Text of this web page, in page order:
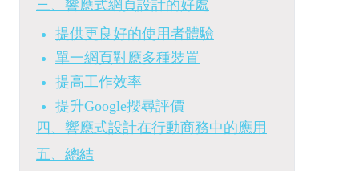
三、響應式網頁設計的好處
提供更良好的使用者體驗
單一網頁對應多種裝置
提高工作效率
提升Google攖尋評價
四、響應式設計在行動商務中的應用
五、總結